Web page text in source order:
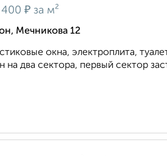
₽ за м²
Мечникова 12
окна, электроплита,
на два сектора, первый сектор